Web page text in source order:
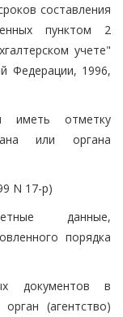
составления
пунктом 2
учете"
Федерации, 1996,
иметь отметку
или органа
N 17-р)
данные,
порядка
документов в
(агентство)